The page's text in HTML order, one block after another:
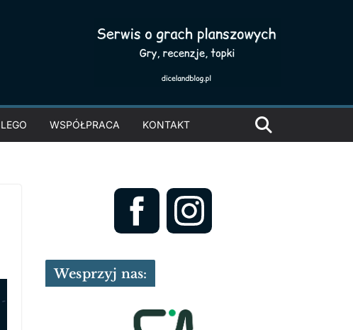
LEGO WSPÓŁPRACA KONTAKT
Wesprzyj nas: